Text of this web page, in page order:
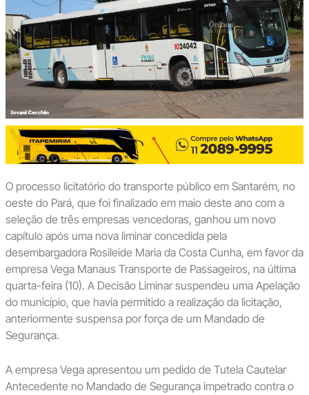
O processo licitatório do transporte público em Santarém, no
oeste do Pará, que foi finalizado em maio deste ano com a
seleção de três empresas vencedoras, ganhou um novo
capítulo após uma nova liminar concedida pela
desembargadora Rosileide Maria da Costa Cunha, em favor da
empresa Vega Manaus Transporte de Passageiros, na última
quarta-feira (10). A Decisão Liminar suspendeu uma Apelação
do município, que havia permitido a realização da licitação,
anteriormente suspensa por força de um Mandado de
Segurança.
A empresa Vega apresentou um pedido de Tutela Cautelar
Antecedente no Mandado de Segurança impetrado contra o